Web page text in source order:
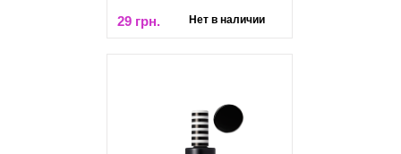
29 грн. Нет в наличии